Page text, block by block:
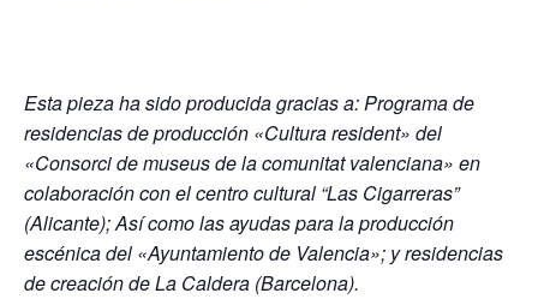
Esta pieza ha sido producida gracias a: Programa de
residencias de producción «Cultura resident» del
«Consorci de museus de la comunitat valenciana» en
colaboración con el centro cultural “Las Cigarreras”
(Alicante); Así como las ayudas para la producción
escénica del «Ayuntamiento de Valencia»; y residencias
de creación de La Caldera (Barcelona).